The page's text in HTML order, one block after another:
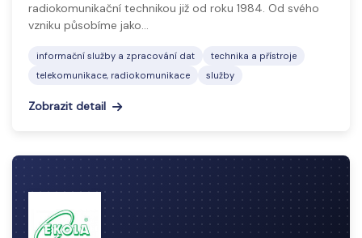
radiokomunikační technikou již od roku 1984. Od svého
vzniku působíme jako…
informační služby a zpracování dat
technika a přístroje
telekomunikace, radiokomunikace
služby
Zobrazit detail